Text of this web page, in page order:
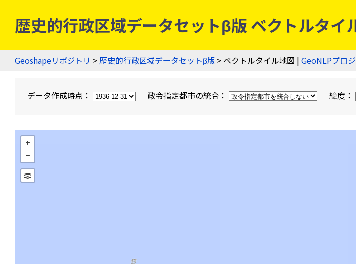
歴史的行政区域データセットβ版 ベクトルタイ
Geoshapeリポジトリ >歴史的行政区域データセットβ版 > ベクトルタイル地図 | GeoNLPプロ
データ作成時点： 政令指定都市の統合： 緯度：